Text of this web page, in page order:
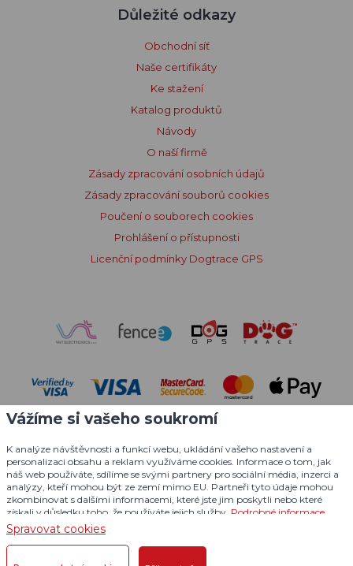
Důležité odkazy
Obchodní síť
Naše certifikáty
Ke stažení
Katalog produktů
Návody
O naší firmě
Zásady zpracování osobních údajů
Zásady zpracování souborů cookies
Poučení o souborech cookies
Prohlášení o přístupnosti
Licenční podmínky Dogtrace GPS
© 2004 - 2026 VNT electronics s.r.o., všechna práva vyhrazena
Grafický návrhKošnarDesign.cz
CZECHGROUP.cz
Vážíme si vašeho soukromí
K analýze návštěvnosti a funkcí webu, ukládání vašeho nastavení a
personalizaci obsahu a reklam využíváme cookies. Informace o tom, jak
náš web používáte, sdílíme se svými partnery pro sociální média, inzerci a
analýzy, kteří mohou být ze zemí mimo EU. Partneři tyto údaje mohou
zkombinovat s dalšími informacemi, které jste jim poskytli nebo které
získali v důsledku toho, že používáte jejich služby. Podrobné informace
Spravovat cookies